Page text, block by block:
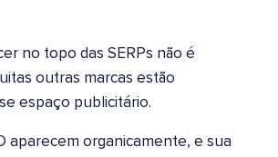
no topo das SERPs não é
outras marcas estão
espaço publicitário.
aparecem organicamente, e sua